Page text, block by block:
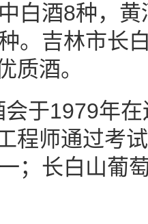
白酒8种，
。吉林市长
质酒。
于1979年
程师通过考
；长白山葡